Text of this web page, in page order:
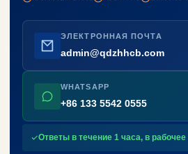
ЭЛЕКТРОННАЯ ПОЧТА
admin@qdzhhcb.com
WHATSAPP
+86 133 5542 0555
Ответы в течение 1 часа, в